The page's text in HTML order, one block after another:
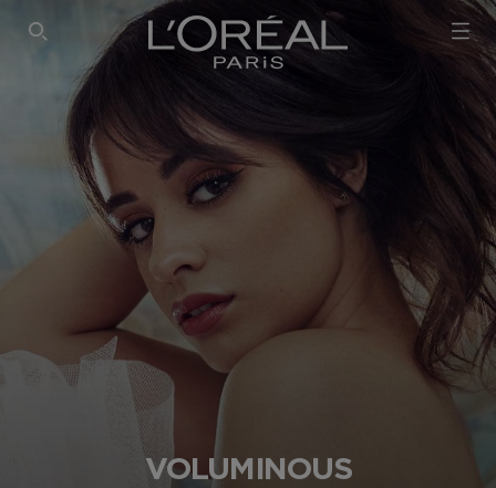
SEARCH THIS SITE
VOLUMINOUS